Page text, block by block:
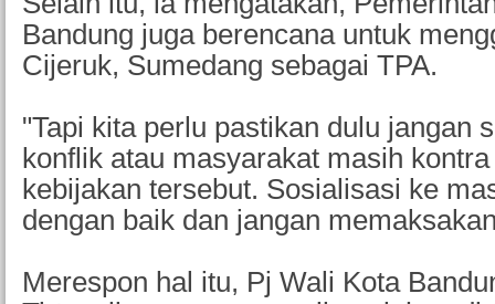
Bandung juga berencana untuk
Cijeruk, Sumedang sebagai TPA.
"Tapi kita perlu pastikan dulu jangan
konflik atau masyarakat masih
kebijakan tersebut. Sosialisasi ke
dengan baik dan jangan
Merespon hal itu, Pj Wali Kota